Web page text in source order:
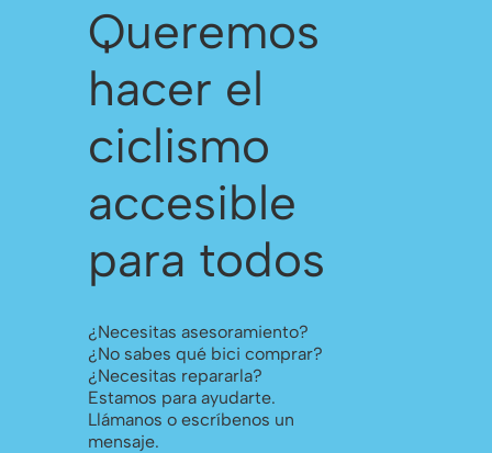
Queremos
hacer el
ciclismo
accesible
para todos
¿Necesitas asesoramiento?
¿No sabes qué bici comprar?
¿Necesitas repararla?
Estamos para ayudarte.
Llámanos o escríbenos un
mensaje.